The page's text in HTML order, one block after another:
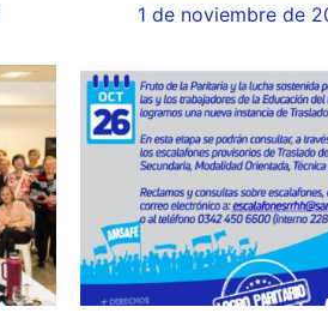
1 de noviembre de